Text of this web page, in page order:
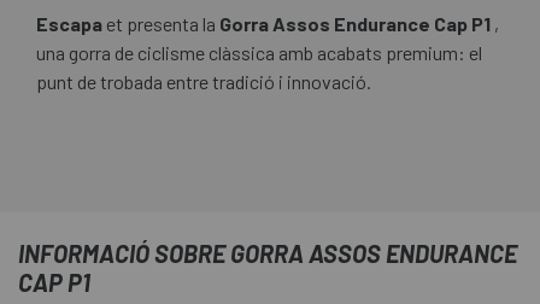
Escapa et presenta la Gorra Assos Endurance Cap P1 ,
una gorra de ciclisme clàssica amb acabats premium: el
punt de trobada entre tradició i innovació.
INFORMACIÓ SOBRE GORRA ASSOS ENDURANCE
CAP P1